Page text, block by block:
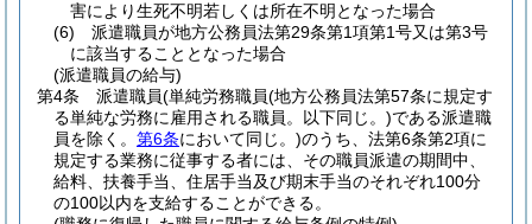
害により生死不明若しくは所在不明となった場合
(6)
派遣職員が地方公務員法第29条第1項第1号又は第3号
に該当することとなった場合
(派遣職員の給与)
第4条
派遣職員(単純労務職員(地方公務員法第57条に規定す
る単純な労務に雇用される職員。以下同じ。)である派遣職
員を除く。 第6条において同じ。)のうち、法第6条第2項に
規定する業務に従事する者には、その職員派遣の期間中、
給料、扶養手当、住居手当及び期末手当のそれぞれ100分
の100以内を支給することができる。